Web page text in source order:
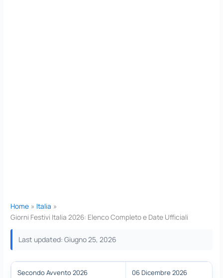
Home
Italia
Giorni Festivi Italia 2026: Elenco Completo e Date Ufficiali
Last updated: Giugno 25, 2026
Secondo Avvento 2026 06 Dicembre 2026